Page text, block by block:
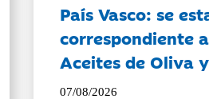
País Vasco: se
correspondiente
Aceites de Oliva
07/08/2026